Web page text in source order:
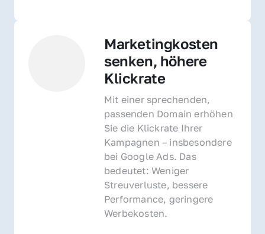
Marketingkosten
senken, höhere
Klickrate
Mit einer sprechenden,
passenden Domain erhöhen
Sie die Klickrate Ihrer
Kampagnen – insbesondere
bei Google Ads. Das
bedeutet: Weniger
Streuverluste, bessere
Performance, geringere
Werbekosten.